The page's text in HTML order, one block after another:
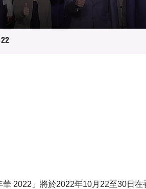
2022」將於2022年10月22至30日